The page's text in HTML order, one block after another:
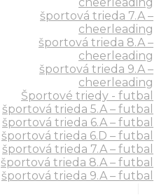
športová trieda 7.A –
cheerleading
športová trieda 8.A –
cheerleading
športová trieda 9.A –
cheerleading
Športové triedy - futbal
športová trieda 5.A – futbal
športová trieda 6.A – futbal
športová trieda 6.D – futbal
športová trieda 7.A – futbal
športová trieda 8.A – futbal
športová trieda 9.A – futbal